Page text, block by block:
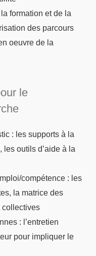
formation et de la
des parcours
oeuvre de la
le
: les supports à la
les outils d’aide à la
compétence : les
la matrice des
collectives
: l’entretien
pour impliquer le